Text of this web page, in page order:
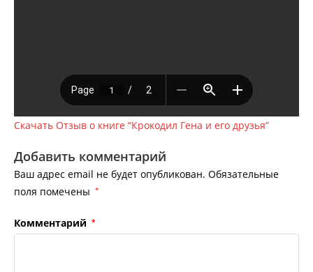
Скачать Отзыв о книге “Крокодил Гена и его друзья”
Добавить комментарий
Ваш адрес email не будет опубликован. Обязательные
поля помечены *
Комментарий *